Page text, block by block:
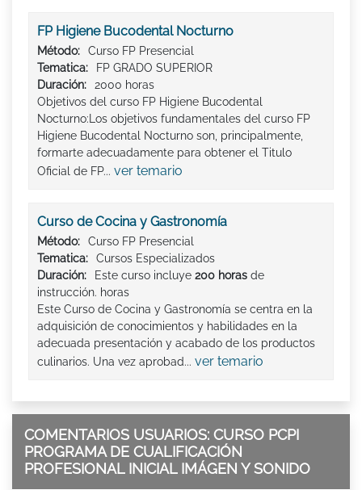
FP Higiene Bucodental Nocturno
Método:
Curso FP Presencial
Tematica:
FP GRADO SUPERIOR
Duración:
2000 horas
Objetivos del curso FP Higiene Bucodental
Nocturno:Los objetivos fundamentales del curso FP
Higiene Bucodental Nocturno son, principalmente,
formarte adecuadamente para obtener el Titulo
Oficial de FP... ver temario
Curso de Cocina y Gastronomía
Método:
Curso FP Presencial
Tematica:
Cursos Especializados
Duración:
Este curso incluye 200 horas de
instrucción. horas
Este Curso de Cocina y Gastronomía se centra en la
adquisición de conocimientos y habilidades en la
adecuada presentación y acabado de los productos
culinarios. Una vez aprobad... ver temario
COMENTARIOS USUARIOS: CURSO PCPI
PROGRAMA DE CUALIFICACIÓN
PROFESIONAL INICIAL IMÁGEN Y SONIDO